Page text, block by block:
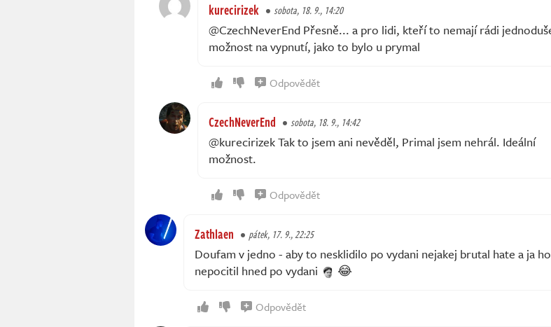
kurecirizek sobota, 18. 9., 14:20
@CzechNeverEnd Přesně... a pro lidi, kteří to nemají rádi
možnost na vypnutí, jako to bylo u prymal
Odpovědět
CzechNeverEnd sobota, 18. 9., 14:42
@kurecirizek Tak to jsem ani nevěděl, Primal jsem nehrál. Ideální
možnost.
Odpovědět
Zathlaen pátek, 17. 9., 22:25
Doufam v jedno - aby to nesklidilo po vydani nejakej brutal hate a ja ho
nepocitil hned po vydani
😂
Odpovědět